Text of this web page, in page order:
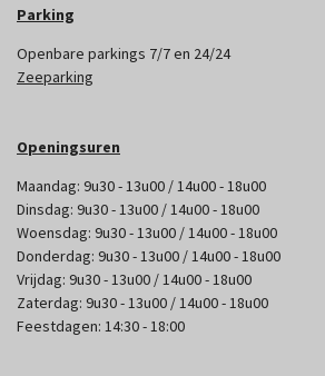
Parking
Openbare parkings 7/7 en 24/24
Zeeparking
Openingsuren
Maandag: 9u30 - 13u00 / 14u00 - 18u00
Dinsdag: 9u30 - 13u00 / 14u00 - 18u00
Woensdag: 9u30 - 13u00 / 14u00 - 18u00
Donderdag: 9u30 - 13u00 / 14u00 - 18u00
Vrijdag: 9u30 - 13u00 / 14u00 - 18u00
Zaterdag: 9u30 - 13u00 / 14u00 - 18u00
Feestdagen: 14:30 - 18:00